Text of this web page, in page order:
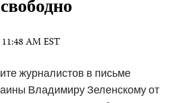
AM EST
журналистов в письме
Владимиру Зеленскому от